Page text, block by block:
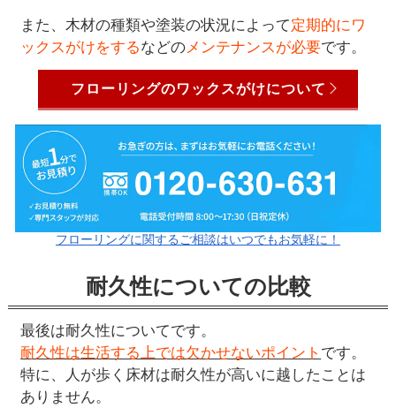
また、木材の種類や塗装の状況によって定期的にワ
ックスがけをするなどのメンテナンスが必要です。
フローリングのワックスがけについて
フローリングに関するご相談はいつでもお気軽に！
耐久性についての比較
最後は耐久性についてです。
耐久性は生活する上では欠かせないポイント です。
特に、人が歩く床材は耐久性が高いに越したことは
ありません。